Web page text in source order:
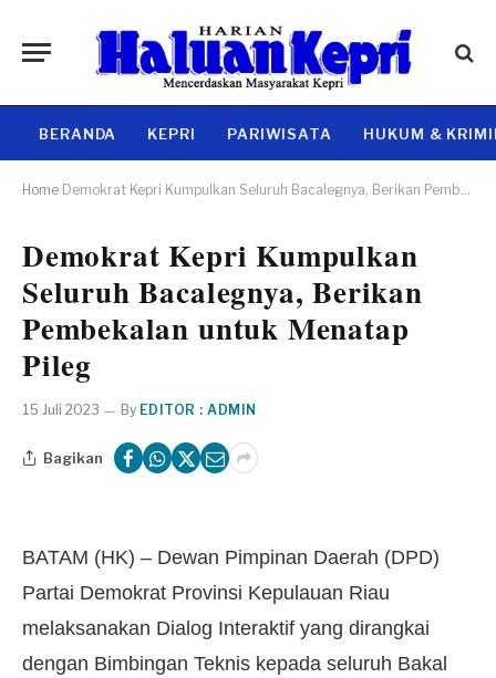
BERANDA KEPRI PARIWISATA HUKUM &
Home Demokrat Kepri Kumpulkan Seluruh Bacalegnya, Berikan Pembekalan untuk Menatap Pileg
Demokrat Kepri Kumpulkan
Seluruh Bacalegnya, Berikan
Pembekalan untuk Menatap
Pileg
15 Juli 2023 By EDITOR : ADMIN
Bagikan
BATAM (HK) – Dewan Pimpinan Daerah (DPD)
Partai Demokrat Provinsi Kepulauan Riau
melaksanakan Dialog Interaktif yang dirangkai
dengan Bimbingan Teknis kepada seluruh Bakal